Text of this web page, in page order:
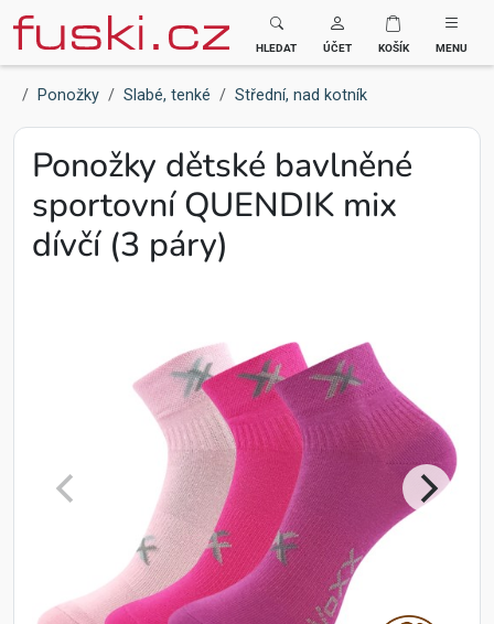
Fuski BOMA
HLEDAT ÚČET KOŠÍK MENU
Ponožky Slabé, tenké Střední, nad kotník
Ponožky dětské bavlněné
sportovní QUENDIK mix
dívčí (3 páry)